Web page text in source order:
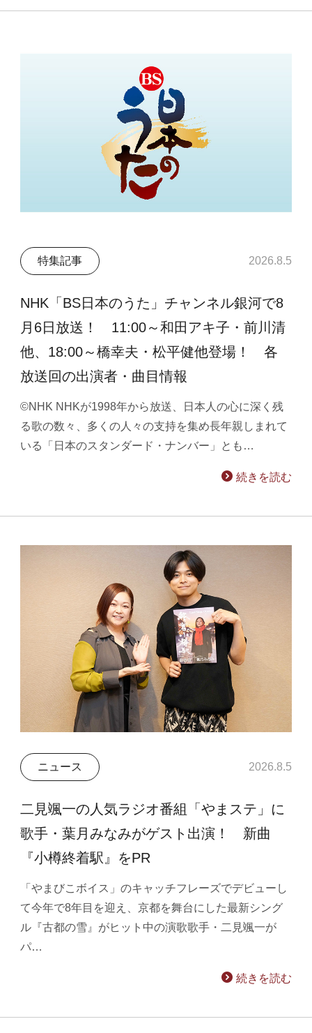
特集記事 2026.8.5
NHK「BS日本のうた」チャンネル銀河で8
月6日放送！ 11:00～和田アキ子・前川清
他、18:00～橋幸夫・松平健他登場！ 各
放送回の出演者・曲目情報
©NHK NHKが1998年から放送、日本人の心に深く残
る歌の数々、多くの人々の支持を集め長年親しまれて
いる「日本のスタンダード・ナンバー」とも…
続きを読む
ニュース 2026.8.5
二見颯一の人気ラジオ番組「やまステ」に
歌手・葉月みなみがゲスト出演！ 新曲
『小樽終着駅』をPR
「やまびこボイス」のキャッチフレーズでデビューし
て今年で8年目を迎え、京都を舞台にした最新シング
ル『古都の雪』がヒット中の演歌歌手・二見颯一が
パ…
続きを読む